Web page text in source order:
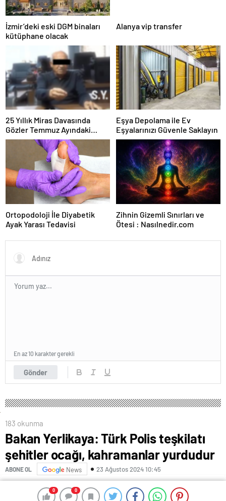
0 0
İzmir’deki eski DGM binaları
kütüphane olacak
Alanya vip transfer
25 Yıllık Miras Davasında
Gözler Temmuz Ayındaki
Karar Duruşmasına Çevrildi
Eşya Depolama ile Ev
Eşyalarınızı Güvenle Saklayın
Ortopodoloji İle Diyabetik
Ayak Yarası Tedavisi
Zihnin Gizemli Sınırları ve
Ötesi : Nasılnedir.com
Gönder
En az 10 karakter gerekli
183 okunma
Bakan Yerlikaya: Türk Polis teşkilatı
şehitler ocağı, kahramanlar yurdudur
ABONE OL News 23 Ağustos 2024 10:45
0 0
İçişleri Bakanı Ali Yerlikaya, Gölbaşı Polis Akademisi